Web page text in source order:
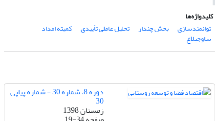
کلیدواژه‌ها
توانمندسازی
بخش چندار تحلیل عاملی تأییدی کمیته امداد
ساوجبلاغ
دوره 8، شماره 30 - شماره پیاپی
30
زمستان 1398